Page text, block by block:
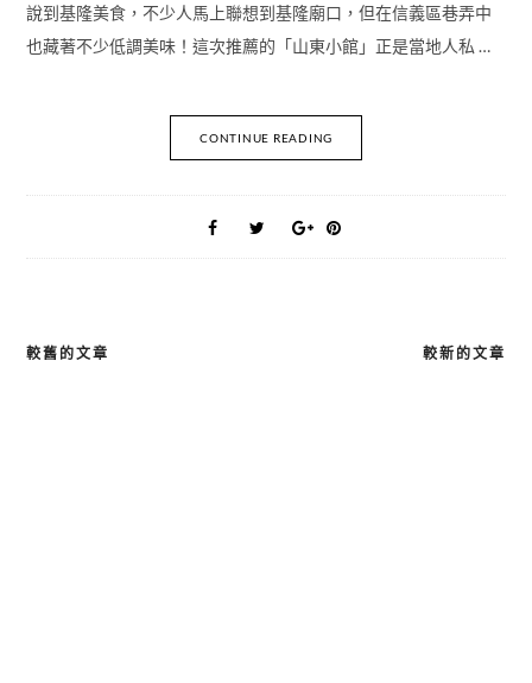
說到基隆美食，不少人馬上聯想到基隆廟口，但在信義區巷弄中
也藏著不少低調美味！這次推薦的「山東小館」正是當地人私 …
CONTINUE READING
文
較舊的文章 較新的文章